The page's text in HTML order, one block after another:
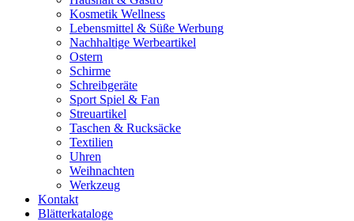
Kosmetik Wellness
Lebensmittel & Süße Werbung
Nachhaltige Werbeartikel
Ostern
Schirme
Schreibgeräte
Sport Spiel & Fan
Streuartikel
Taschen & Rucksäcke
Textilien
Uhren
Weihnachten
Werkzeug
Kontakt
Blätterkataloge